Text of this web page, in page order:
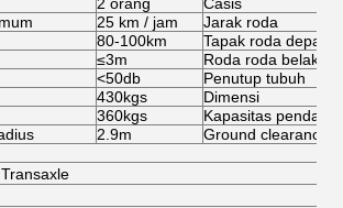
25 km / jam
Jarak roda
80-100km
Tapak roda depan
≤3m
Roda roda
<50db
Penutup tubuh
430kgs
Dimensi
360kgs
Kapasitas
2.9m
Ground clearance